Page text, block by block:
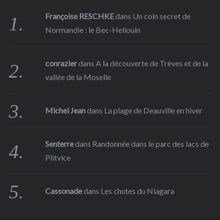
Françoise RESCHKEdans Un coin secret de
Normandie : le Bec-Hellouin
conrazierdansA la découverte de Trèves et de la
vallée de la Moselle
Michel Jeandans La plage de Deauville en hiver
Senterredans Randonnée dans le parc des lacs de
Plitvice
Cassonadedans Les chutes du Niagara